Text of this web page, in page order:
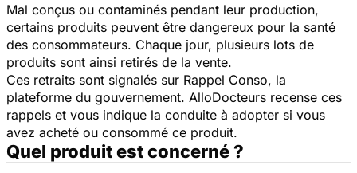
Mal conçus ou contaminés pendant leur production,
certains produits peuvent être dangereux pour la santé
des consommateurs. Chaque jour, plusieurs lots de
produits sont ainsi retirés de la vente.
Ces retraits sont signalés sur Rappel Conso, la
plateforme du gouvernement. AlloDocteurs recense ces
rappels et vous indique la conduite à adopter si vous
avez acheté ou consommé ce produit.
Quel produit est concerné ?